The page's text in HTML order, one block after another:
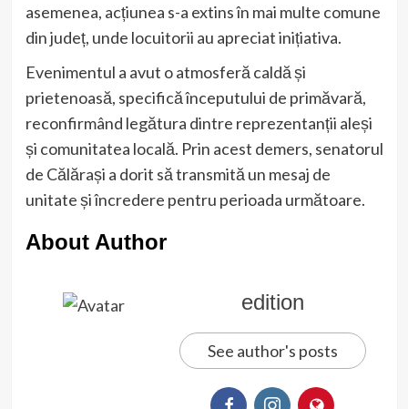
asemenea, acțiunea s-a extins în mai multe comune
din județ, unde locuitorii au apreciat inițiativa.
Evenimentul a avut o atmosferă caldă și
prietenoasă, specifică începutului de primăvară,
reconfirmând legătura dintre reprezentanții aleși
și comunitatea locală. Prin acest demers, senatorul
de Călărași a dorit să transmită un mesaj de
unitate și încredere pentru perioada următoare.
About Author
edition
See author's posts